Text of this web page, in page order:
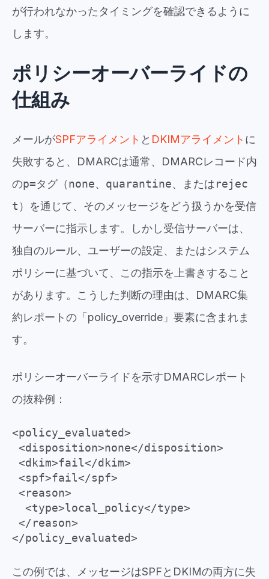
が行われなかったタイミングを確認できるように
します。
ポリシーオーバーライドの
仕組み
メールがSPFアライメント と DKIMアライメント に
失敗すると、DMARCは通常、DMARCレコード内
のp=タグ（none、 quarantine、またはrejec
t ）を通じて、そのメッセージをどう扱うかを受信
サーバーに指示します。しかし受信サーバーは、
独自のルール、ユーザーの設定、またはシステム
ポリシーに基づいて、この指示を上書きすること
があります。こうした判断の理由は、DMARC集
約レポートの「policy_override」要素に含まれま
す。
ポリシーオーバーライドを示すDMARCレポート
の抜粋例：
<policy_evaluated>
<disposition>none</disposition>
<dkim>fail</dkim>
<spf>fail</spf>
<reason>
<type>local_policy</type>
</reason>
</policy_evaluated>
この例では、メッセージはSPFとDKIMの両方に失